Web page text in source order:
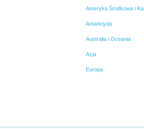
Ameryka Środkowa i
Antarktyda
Australia i Oceania
Azja
Europa